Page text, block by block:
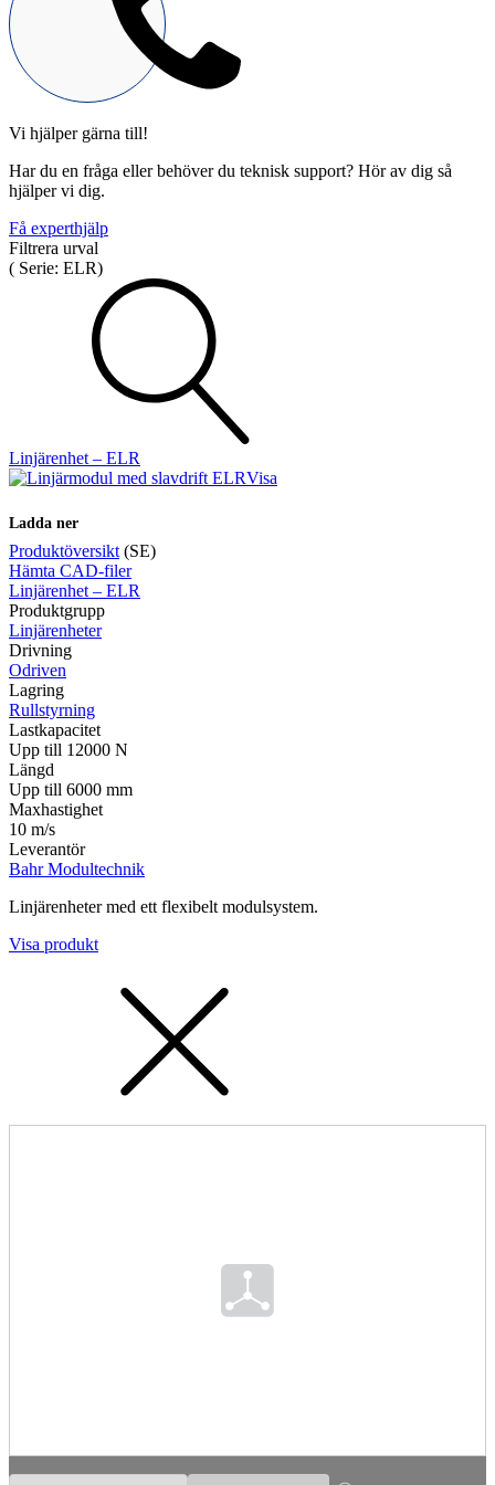
Positionsvisare / Mätklockor
Pulsgivare / Encoders
Servodrifter Roterande ställdon
Mätning
MätskalorRäknare / Displayer
Givare
Maskinsäkerhet
Ljusridåer
Varningsljud
Varningsljus
KablageESD / Antistatutrustning
Vi hjälper gärna till!
Har du en fråga eller behöver du teknisk support? Hör av dig så
hjälper vi dig.
Få experthjälp
Filtrera urval
( Serie: ELR)
Linjärenhet – ELR
Visa
Ladda ner
Produktöversikt (SE)
Hämta CAD-filer
Linjärenhet – ELR
Produktgrupp
Linjärenheter
Drivning
Odriven
Lagring
Rullstyrning
Lastkapacitet
Upp till 12000 N
Längd
Upp till 6000 mm
Maxhastighet
10 m/s
Leverantör
Bahr Modultechnik
Linjärenheter med ett flexibelt modulsystem.
Visa produkt